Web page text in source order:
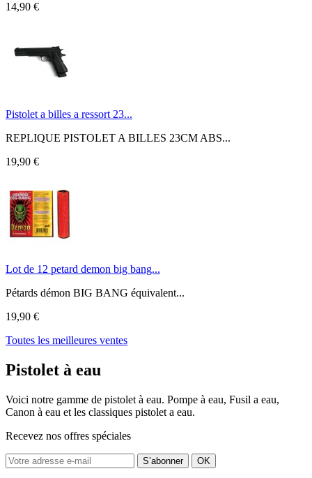
14,90 €
Pistolet a billes a ressort 23...
REPLIQUE PISTOLET A BILLES 23CM ABS...
19,90 €
Lot de 12 petard demon big bang...
Pétards démon BIG BANG équivalent...
19,90 €
Toutes les meilleures ventes
Pistolet à eau
Voici notre gamme de pistolet à eau. Pompe à eau, Fusil a eau,
Canon à eau et les classiques pistolet a eau.
Recevez nos offres spéciales